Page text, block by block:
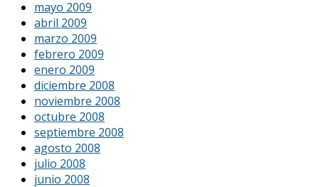
mayo 2009
abril 2009
marzo 2009
febrero 2009
enero 2009
diciembre 2008
noviembre 2008
octubre 2008
septiembre 2008
agosto 2008
julio 2008
junio 2008